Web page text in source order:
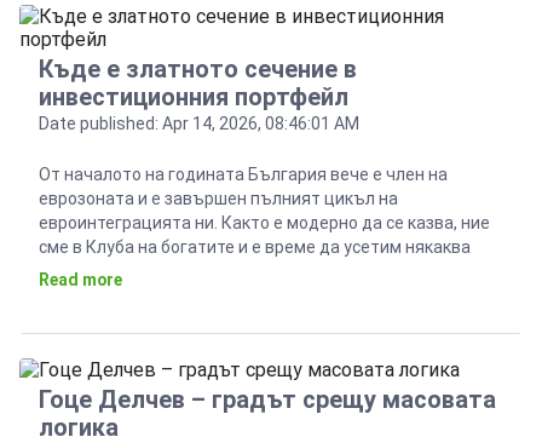
Къде е златното сечение в
инвестиционния портфейл
Date published: Apr 14, 2026, 08:46:01 AM
От началото на годината България вече е член на
еврозоната и е завършен пълният цикъл на
евроинтеграцията ни. Както е модерно да се казва, ние
сме в Клуба на богатите и е време да усетим някаква
полза от това си членство. Само за изминалата 2025 г.
Read more
Гоце Делчев – градът срещу масовата
логика